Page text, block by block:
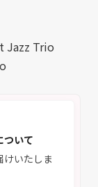
Jazz Trio
ついて
いたしま